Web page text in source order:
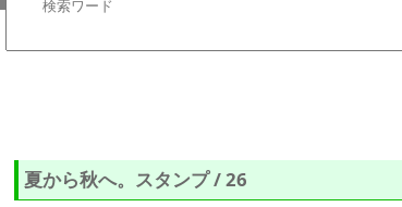
夏から秋へ。スタンプ / 26